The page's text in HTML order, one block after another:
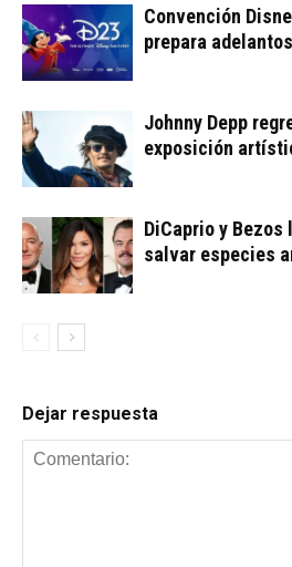
Convención
prepara
Johnny Depp
exposición
DiCaprio y Bezos
salvar especies
Dejar respuesta